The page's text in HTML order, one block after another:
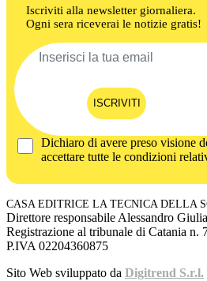
Iscriviti alla newsletter giornaliera.
Ogni sera riceverai le notizie gratis!
ISCRIVITI
Dichiaro di avere preso visione
accettare tutte le condizioni
CASA EDITRICE LA TECNICA DELLA
Direttore responsabile Alessandro
Registrazione al tribunale di Catania n.
P.IVA 02204360875
Sito Web sviluppato da Digitrend S.r.l.